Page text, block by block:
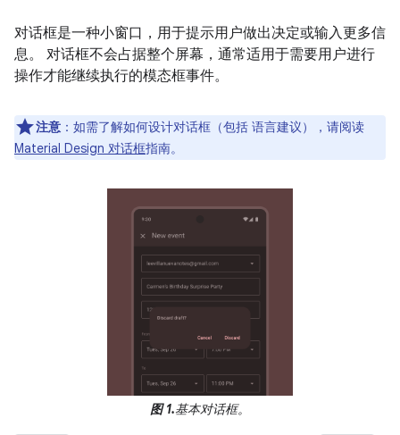
对话框是一种小窗口，用于提示用户做出决定或输入更多信
息。 对话框不会占据整个屏幕，通常适用于需要用户进行
操作才能继续执行的模态框事件。
注意 ：如需了解如何设计对话框（包括 语言建议），请阅读
Material Design 对话框指南。
图 1.基本对话框。